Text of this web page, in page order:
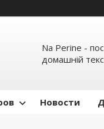
Na Perine -
домашній
Новости